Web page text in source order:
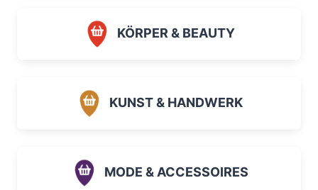
KÖRPER & BEAUTY
KUNST & HANDWERK
MODE & ACCESSOIRES